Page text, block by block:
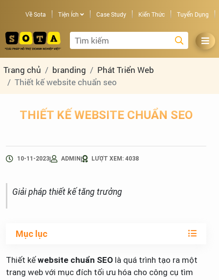
Về Sota Tiện Ích Case Study Kiến Thức Tuyển Dụng
Trang chủ branding
Phát Triển Web
Thiết kế website chuẩn seo
THIẾT KẾ WEBSITE CHUẨN SEO
10-11-2023| ADMIN| LƯỢT XEM: 4038
Giải pháp thiết kế tăng trưởng
Mục lục
Thiết kếwebsite chuẩn SEO là quá trình tạo ra một
trang web với mục đích tối ưu hóa cho công cụ tìm